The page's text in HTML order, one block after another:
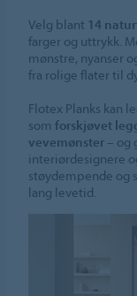
Velg blant 14
farger og uttrykk.
mønstre, nyanser
fra rolige flater til
Flotex Planks kan
somforskjøvet
vevemønster – og
interiørdesignere
støydempende og
lang levetid.